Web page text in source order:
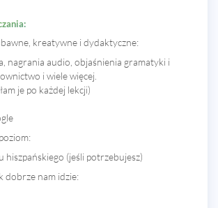
kreatywne i dydaktyczne:
nagrania audio, objaśnienia gramatyki i
i wiele więcej.
je po każdej lekcji)
hiszpańskiego (jeśli potrzebujesz)
dobrze nam idzie: